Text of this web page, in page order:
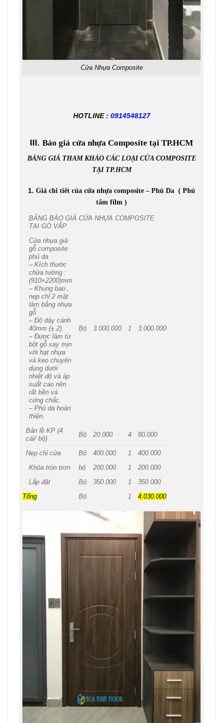
Cửa Nhựa Composite
HOTLINE : 0914548127
III. Báo giá cửa nhựa Composite tại TP.HCM
BẢNG GIÁ THAM KHẢO CÁC LOẠI CỬA COMPOSITE
TẠI TP.HCM
1. Giá chi tiết của cửa nhựa composite – Phủ Da ( Phủ
tấm film )
BẢNG BÁO GIÁ CỬA NHỰA COMPOSITE
TẠI GÒ VẤP
Cửa nhựa giả
gỗ composite
phủ da
– Kích thước
chừa tường :
(910×2200)mm
– Khung bao ,
nẹp chỉ 2 mặt
làm bằng nhựa
gỗ
– Độ dày cánh
40mm (± 2).
– Được làm từ
bột gỗ xay mịn
với hạt nhựa
và keo chuyên
dụng dưới
nhiệt độ và áp
suất cao nên
rất bền và
cứng chắc.
– Phủ da hoàn
thiện.
Bộ 3.000.000 1 3.000.000
Bản lề KP (4
cái/ bộ)
Bộ 20.000 4 80.000
Nẹp chỉ cửa Bộ 400.000 1
400.000
Khóa tròn trơn
bộ 200.000 1
200.000
Lắp đặt
Bộ 350.000 1
350.000
Tổng
Bộ 1 4.030.000